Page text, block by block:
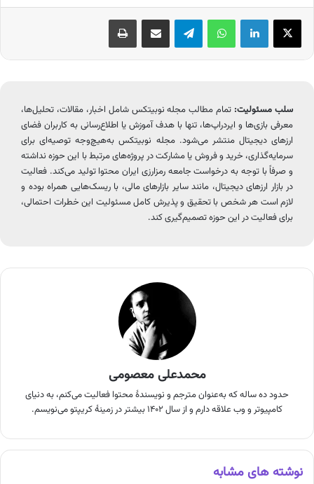
X لینکدین واتس آپ تلگرام اشتراک گذاری از طریق ایمیل چاپ
سلب مسئولیت: تمام مطالب مجله نوبیتکس شامل اخبار، مقالات، تحلیل‌ها،
معرفی بازی‌ها و ایردراپ‌ها، تنها با هدف آموزش یا اطلاع‌رسانی به کاربران فضای
ارزهای دیجیتال منتشر می‌شود. مجله نوبیتکس به‌هیچ‌وجه توصیه‌ای برای
سرمایه‌گذاری، خرید و فروش یا مشارکت در پروژه‌های مرتبط با این حوزه نداشته
و صرفاً با توجه به درخواست جامعه رمزارزی ایران محتوا تولید می‌کند. فعالیت
در بازار ارزهای دیجیتال، مانند سایر بازارهای مالی، با ریسک‌هایی همراه بوده و
لازم است هر شخص با تحقیق و پذیرش کامل مسئولیت این خطرات احتمالی،
برای فعالیت در این حوزه تصمیم‌گیری کند.
محمدعلی معصومی
حدود ده ساله که به‌عنوان مترجم و نویسندهٔ محتوا فعالیت می‌کنم، به دنیای
کامپیوتر و وب علاقه دارم و از سال ۱۴۰۲ بیشتر در زمینهٔ کریپتو می‌نویسم.
نوشته های مشابه